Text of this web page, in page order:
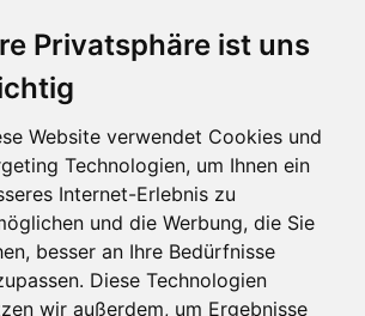
Privatsphäre ist uns
Website verwendet Cookies und
Technologien, um Ihnen ein
Internet-Erlebnis zu
und die Werbung, die Sie
besser an Ihre Bedürfnisse
Diese Technologien
wir außerdem, um Ergebnisse
RETOUREN
COOKIE-EINSTELLUNGEN